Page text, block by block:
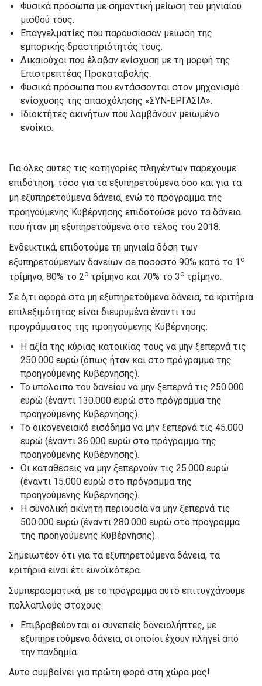
Φυσικά πρόσωπα με σημαντική μείωση του μηνιαίου
μισθού τους.
Επαγγελματίες που παρουσίασαν μείωση της
εμπορικής δραστηριότητάς τους.
Δικαιούχοι που έλαβαν ενίσχυση με τη μορφή της
Επιστρεπτέας Προκαταβολής.
Φυσικά πρόσωπα που εντάσσονται στον μηχανισμό
ενίσχυσης της απασχόλησης «ΣΥΝ-ΕΡΓΑΣΙΑ».
Ιδιοκτήτες ακινήτων που λαμβάνουν μειωμένο
ενοίκιο.
Για όλες αυτές τις κατηγορίες πληγέντων παρέχουμε
επιδότηση, τόσο για τα εξυπηρετούμενα όσο και για τα
μη εξυπηρετούμενα δάνεια, ενώ το πρόγραμμα της
προηγούμενης Κυβέρνησης επιδοτούσε μόνο τα δάνεια
που ήταν μη εξυπηρετούμενα στο τέλος του 2018.
Ενδεικτικά, επιδοτούμε τη μηνιαία δόση των
εξυπηρετούμενων δανείων σε ποσοστό 90% κατά το 1 ο
τρίμηνο, 80% το 2ο τρίμηνο και 70% το 3 ο τρίμηνο.
Σε ό,τι αφορά στα μη εξυπηρετούμενα δάνεια, τα κριτήρια
επιλεξιμότητας είναι διευρυμένα έναντι του
προγράμματος της προηγούμενης Κυβέρνησης:
Η αξία της κύριας κατοικίας τους να μην ξεπερνά τις
250.000 ευρώ (όπως ήταν και στο πρόγραμμα της
προηγούμενης Κυβέρνησης).
Το υπόλοιπο του δανείου να μην ξεπερνά τις 250.000
ευρώ (έναντι 130.000 ευρώ στο πρόγραμμα της
προηγούμενης Κυβέρνησης).
Το οικογενειακό εισόδημα να μην ξεπερνά τις 45.000
ευρώ (έναντι 36.000 ευρώ στο πρόγραμμα της
προηγούμενης Κυβέρνησης).
Οι καταθέσεις να μην ξεπερνούν τις 25.000 ευρώ
(έναντι 15.000 ευρώ στο πρόγραμμα της
προηγούμενης Κυβέρνησης).
Η συνολική ακίνητη περιουσία να μην ξεπερνά τις
500.000 ευρώ (έναντι 280.000 ευρώ στο πρόγραμμα
της προηγούμενης Κυβέρνησης).
Σημειωτέον ότι για τα εξυπηρετούμενα δάνεια, τα
κριτήρια είναι έτι ευνοϊκότερα.
Συμπερασματικά, με το πρόγραμμα αυτό επιτυγχάνουμε
πολλαπλούς στόχους:
Επιβραβεύονται οι συνεπείς δανειολήπτες, με
εξυπηρετούμενα δάνεια, οι οποίοι έχουν πληγεί από
την πανδημία.
Αυτό συμβαίνει για πρώτη φορά στη χώρα μας!